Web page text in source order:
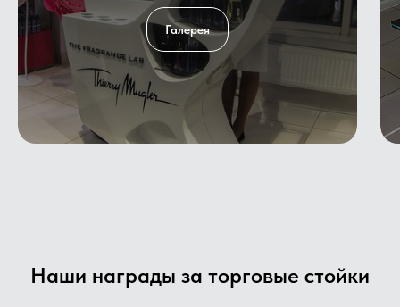
Галерея
Наши награды за торговые стойки